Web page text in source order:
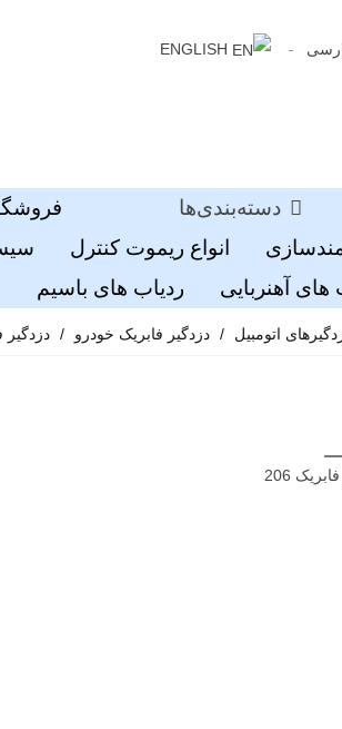
ENGLISH
دسته‌بندی‌ها
انواع ریموت کنترل
های آهنربایی
ردیاب های باسیم
اتومبیل / دزدگیر فابریک خودرو / دزدگیر